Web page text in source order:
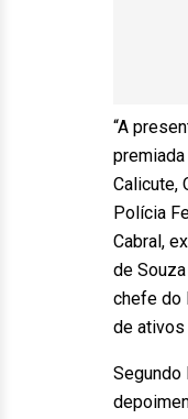
“A
Calicute,
Polícia
Cabral,
de
chefe do
de ativos
Segundo